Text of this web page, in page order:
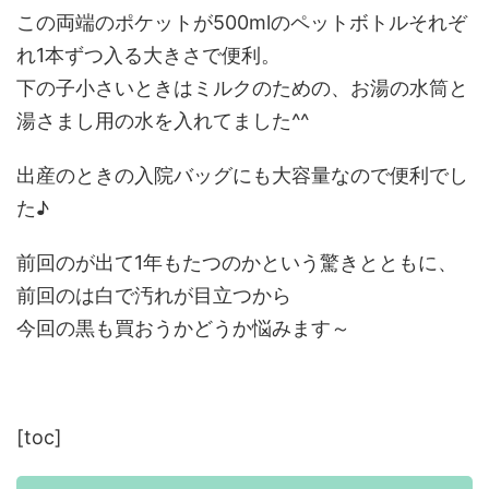
この両端のポケットが500mlのペットボトルそれぞ
れ1本ずつ入る大きさで便利。
下の子小さいときはミルクのための、お湯の水筒と
湯さまし用の水を入れてました^^
出産のときの入院バッグにも大容量なので便利でし
た♪
前回のが出て1年もたつのかという驚きとともに、
前回のは白で汚れが目立つから
今回の黒も買おうかどうか悩みます～
[toc]